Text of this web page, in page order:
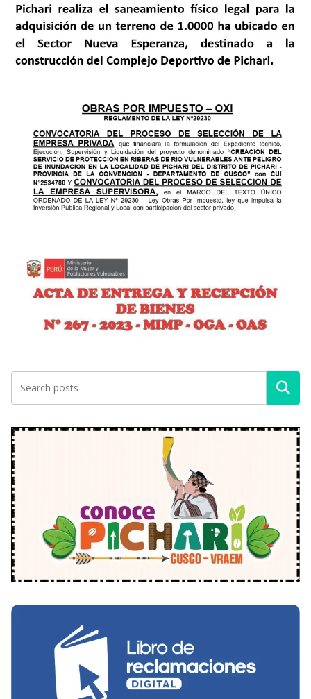
Buscar